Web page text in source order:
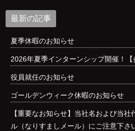
最新の記事
夏季休暇のお知らせ
2026年夏季インターンシップ開催！【
役員就任のお知らせ
ゴールデンウィーク休暇のお知らせ
【重要なお知らせ】当社名および当
ル（なりすましメール）にご注意下さ